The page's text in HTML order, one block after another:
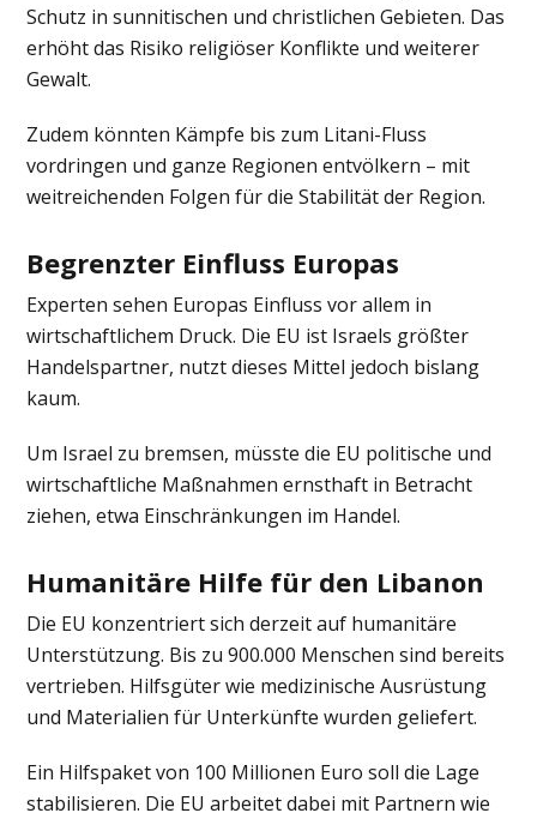
Schutz in sunnitischen und christlichen Gebieten. Das
erhöht das Risiko religiöser Konflikte und weiterer
Gewalt.
Zudem könnten Kämpfe bis zum Litani-Fluss
vordringen und ganze Regionen entvölkern – mit
weitreichenden Folgen für die Stabilität der Region.
Begrenzter Einfluss Europas
Experten sehen Europas Einfluss vor allem in
wirtschaftlichem Druck. Die EU ist Israels größter
Handelspartner, nutzt dieses Mittel jedoch bislang
kaum.
Um Israel zu bremsen, müsste die EU politische und
wirtschaftliche Maßnahmen ernsthaft in Betracht
ziehen, etwa Einschränkungen im Handel.
Humanitäre Hilfe für den Libanon
Die EU konzentriert sich derzeit auf humanitäre
Unterstützung. Bis zu 900.000 Menschen sind bereits
vertrieben. Hilfsgüter wie medizinische Ausrüstung
und Materialien für Unterkünfte wurden geliefert.
Ein Hilfspaket von 100 Millionen Euro soll die Lage
stabilisieren. Die EU arbeitet dabei mit Partnern wie